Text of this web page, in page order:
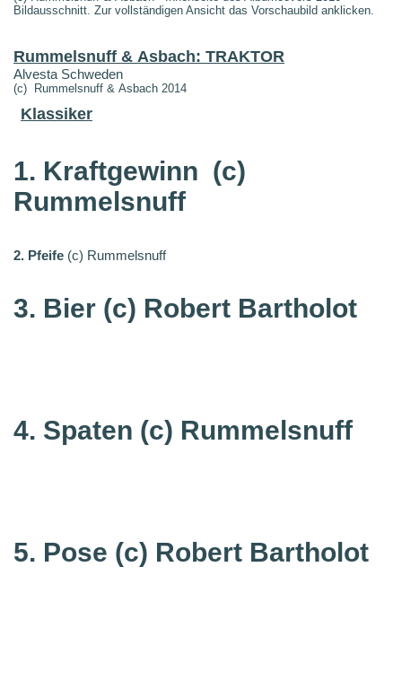
Bildausschnitt. Zur vollständigen Ansicht das Vorschaubild anklicken.
Rummelsnuff & Asbach: TRAKTOR
Alvesta Schweden
(c) Rummelsnuff & Asbach 2014
Klassiker
1. Kraftgewinn (c)
Rummelsnuff
2. Pfeife (c) Rummelsnuff
3. Bier (c) Robert Bartholot
4. Spaten (c) Rummelsnuff
5. Pose (c) Robert Bartholot